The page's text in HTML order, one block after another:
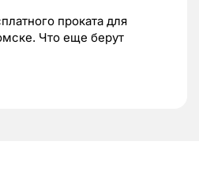
проката для
Что еще берут